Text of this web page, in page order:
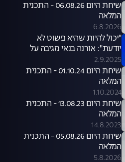
שיחת היום 06.08.26 - התכנית
המלאה
6.8.2026
"יכול להיות שהיא פשוט לא
יודעת": אורנה בנאי מגיבה על
סערת קניית הכלבים שעוררה קרן
פלס
2.9.2025
שיחת היום 01.10.24 - התכנית
המלאה
1.10.2024
שיחת היום 13.08.23 - התכנית
המלאה
14.8.2023
שיחת היום 05.08.26 - התכנית
המלאה
5.8.2026